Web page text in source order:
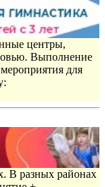
центры,
Выполнение
для
В разных районах